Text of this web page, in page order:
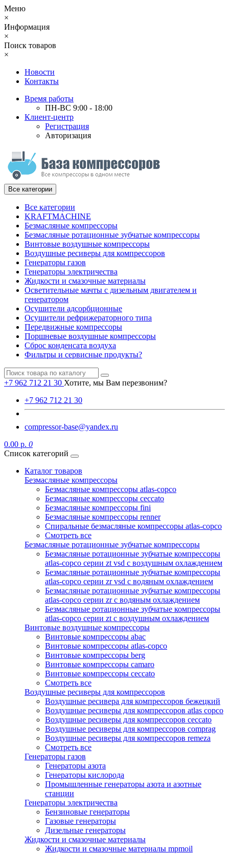
Меню
×
Информация
×
Поиск товаров
×
Новости
Контакты
Время работы
ПН-ВС 9:00 - 18:00
Клиент-центр
Регистрация
Авторизация
Все категории
Все категории
KRAFTMACHINE
Безмасляные компрессоры
Безмасляные ротационные зубчатые компрессоры
Винтовые воздушные компрессоры
Воздушные ресиверы для компрессоров
Генераторы газов
Генераторы электричества
Жидкости и смазочные материалы
Осветительные мачты с дизельным двигателем и
генератором
Осушители адсорбционные
Осушители рефрижераторного типа
Передвижные компрессоры
Поршневые воздушные компрессоры
Сброс конденсата воздуха
Фильтры и сервисные продукты?
+7 962 712 21 30 Хотите, мы Вам перезвоним?
+7 962 712 21 30
compressor-base@yandex.ru
0.00 р. 0
Список категорий
Каталог товаров
Безмасляные компрессоры
Безмасляные компрессоры atlas-copco
Безмасляные компрессоры ceccato
Безмасляные компрессоры fini
Безмасляные компрессоры renner
Спиральные безмасляные компрессоры atlas-copco
Смотреть все
Безмасляные ротационные зубчатые компрессоры
Безмасляные ротационные зубчатые компрессоры
atlas-copco серии zt vsd с воздушным охлаждением
Безмасляные ротационные зубчатые компрессоры
atlas-copco серии zr vsd с водяным охлаждением
Безмасляные ротационные зубчатые компрессоры
atlas-copco серии zr с водяным охлаждением
Безмасляные ротационные зубчатые компрессоры
atlas-copco серии zt с воздушным охлаждением
Винтовые воздушные компрессоры
Винтовые компрессоры abac
Винтовые компрессоры atlas-copco
Винтовые компрессоры berg
Винтовые компрессоры camaro
Винтовые компрессоры ceccato
Смотреть все
Воздушные ресиверы для компрессоров
Воздушные ресивера для компрессоров бежецкий
Воздушные ресиверы для компрессоров atlas copco
Воздушные ресиверы для компрессоров ceccato
Воздушные ресиверы для компрессоров comprag
Воздушные ресиверы для компрессоров remeza
Смотреть все
Генераторы газов
Генераторы азота
Генераторы кислорода
Промышленные генераторы азота и азотные
станции
Генераторы электричества
Бензиновые генераторы
Газовые генераторы
Дизельные генераторы
Жидкости и смазочные материалы
Жидкости и смазочные материалы mpmoil